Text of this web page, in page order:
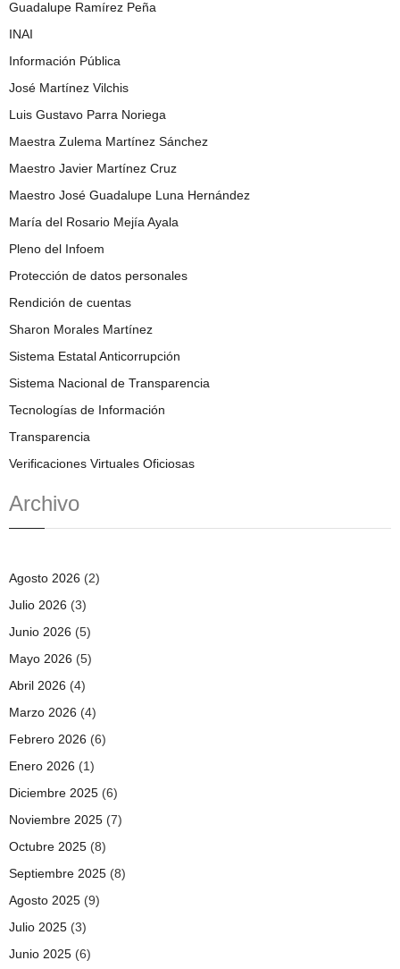
Guadalupe Ramírez Peña
INAI
Información Pública
José Martínez Vilchis
Luis Gustavo Parra Noriega
Maestra Zulema Martínez Sánchez
Maestro Javier Martínez Cruz
Maestro José Guadalupe Luna Hernández
María del Rosario Mejía Ayala
Pleno del Infoem
Protección de datos personales
Rendición de cuentas
Sharon Morales Martínez
Sistema Estatal Anticorrupción
Sistema Nacional de Transparencia
Tecnologías de Información
Transparencia
Verificaciones Virtuales Oficiosas
Archivo
Agosto 2026 (2)
Julio 2026 (3)
Junio 2026 (5)
Mayo 2026 (5)
Abril 2026 (4)
Marzo 2026 (4)
Febrero 2026 (6)
Enero 2026 (1)
Diciembre 2025 (6)
Noviembre 2025 (7)
Octubre 2025 (8)
Septiembre 2025 (8)
Agosto 2025 (9)
Julio 2025 (3)
Junio 2025 (6)